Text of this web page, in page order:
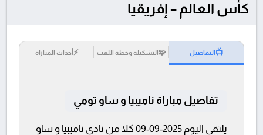
كأس العالم – إفريقيا
📺التفاصيل 🧩التشكيلة وخطة اللعب ⚡أحداث المباراة
تفاصيل مباراة ناميبيا و ساو تومي
يلتقى اليوم 2025-09-09 كلا من نادى ناميبيا و ساو